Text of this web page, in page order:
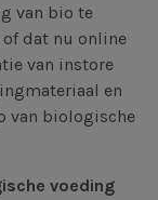
van bio te
dat nu online
van instore
en
van biologische
voeding